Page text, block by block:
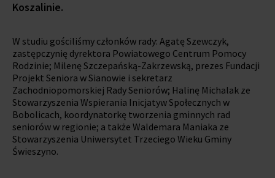
Koszalinie.
W studiu gościliśmy członków rady: Agatę Szewczyk,
zastępczynię dyrektora Powiatowego Centrum Pomocy
Rodzinie; Milenę Szczepańską-Zakrzewską, prezes Fundacji
Projekt Seniora w Sianowie i sekretarz
Zachodniopomorskiej Rady Seniorów; Halinę Michalak ze
Stowarzyszenia Wspierania Inicjatyw Społecznych w
Bobolicach, koordynatorkę tworzenia gminnych rad
seniorów w regionie; a także Waldemara Maniaka ze
Stowarzyszenia Uniwersytet Trzeciego Wieku Gminy
Świeszyno.